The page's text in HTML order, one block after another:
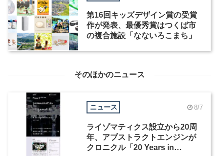
第16回キッズデザイン賞の受賞
作が発表、最優秀賞はつくば市
の複合施設「なないろこまち」
そのほかのニュース
ニュース 8/7
ライゾマティクス設立から20周
年、アブストラクトエンジンが
クロニクル「20 Years in